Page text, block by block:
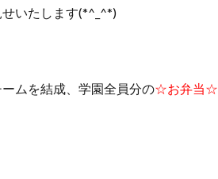
いたします(*^_^*)
ムを結成、学園全員分の☆お弁当☆